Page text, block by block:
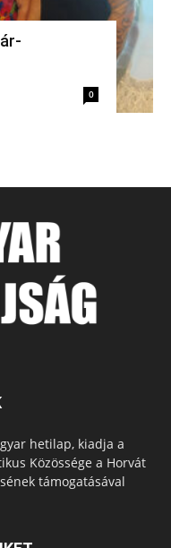
0
hetilap, kiadja a
Közössége a Horvát
támogatásával